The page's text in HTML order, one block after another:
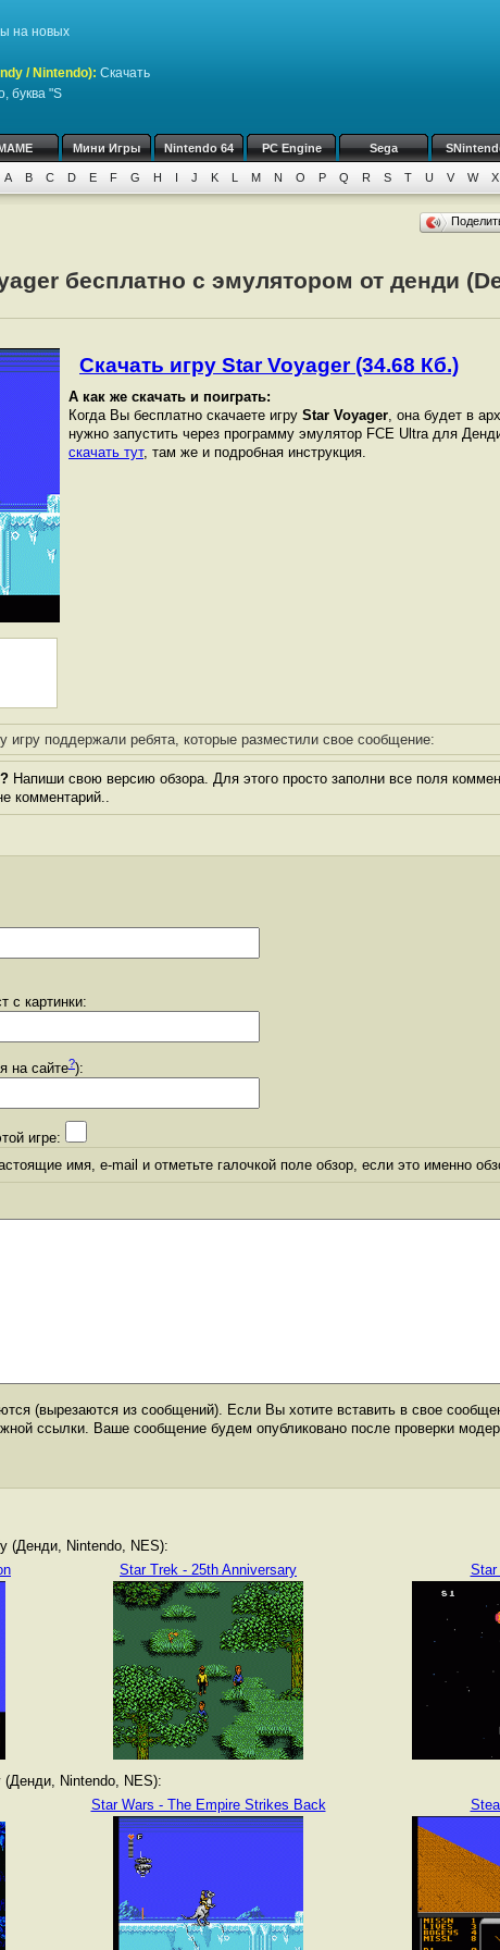
на новых
/ Nintendo): Скачать
буква "S
Мини Игры Nintendo 64 PC Engine Sega
A B C D E F G H I J K L M N O P Q R S T U V W X
бесплатно с эмулятором от денди
Скачать игру Star Voyager (34.68 Кб.)
А как же скачать и поиграть:
Когда Вы бесплатно скачаете игру Star Voyager, она будет в
нужно запустить через программу эмулятор FCE Ultra для
скачать тут, там же и подробная инструкция.
игру поддержали ребята, которые разместили свое сообщение:
Напиши свою версию обзора. Для этого просто заполни все поля
комментарий..
с картинки:
на сайте?):
игре:
имя, e-mail и отметьте галочкой поле обзор, если это именно
(вырезаются из сообщений). Если Вы хотите вставить в свое
ссылки. Ваше сообщение будем опубликовано после проверки
(Денди, Nintendo, NES):
Star Trek - 25th Anniversary Star
Nintendo, NES):
Star Wars - The Empire Strikes Back